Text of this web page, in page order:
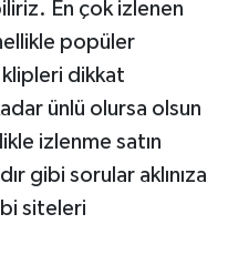
En çok izlenen
popüler
klipleri dikkat
ünlü olursa olsun
izlenme satın
gibi sorular aklınıza
siteleri